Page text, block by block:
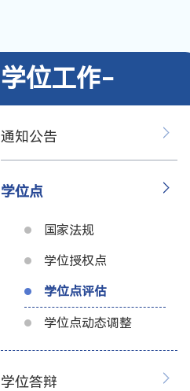
学位工作-
通知公告
学位点
国家法规
学位授权点
学位点评估
学位点动态调整
学位答辩